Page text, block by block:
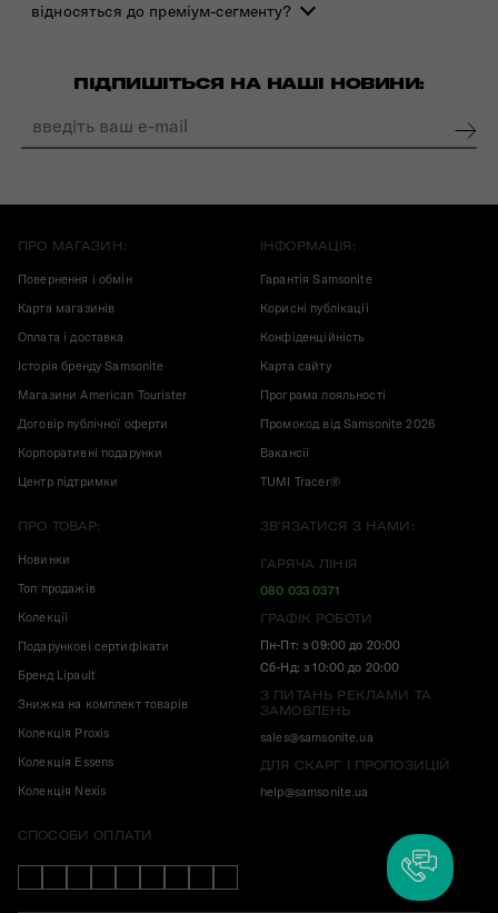
відносяться до преміум-сегменту?
ПІДПИШІТЬСЯ НА НАШІ НОВИНИ:
ПРО МАГАЗИН:
Повернення і обмін
Карта магазинів
Оплата і доставка
Історія бренду Samsonite
Магазини American Tourister
Договір публічної оферти
Корпоративні подарунки
Центр підтримки
ІНФОРМАЦІЯ:
Гарантія Samsonite
Корисні публікації
Конфіденційність
Карта сайту
Програма лояльності
Промокод від Samsonite 2026
Вакансії
TUMI Tracer®
ПРО ТОВАР:
Новинки
Топ продажів
Колекції
Подарункові сертифікати
Бренд Lipault
Знижка на комплект товарів
Колекція Proxis
Колекція Essens
Колекція Nexis
ЗВ'ЯЗАТИСЯ З НАМИ:
ГАРЯЧА ЛІНІЯ
080 033 0371
ГРАФІК РОБОТИ
Пн-Пт: з 09:00 до 20:00
Сб-Нд: з 10:00 до 20:00
З ПИТАНЬ РЕКЛАМИ ТА
ЗАМОВЛЕНЬ
sales@samsonite.ua
ДЛЯ СКАРГ І ПРОПОЗИЦІЙ
help@samsonite.ua
СПОСОБИ ОПЛАТИ